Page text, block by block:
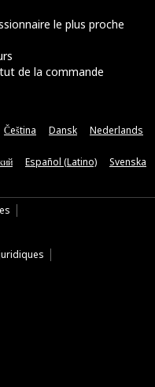
le plus proche
de la commande
Čeština Dansk Nederlands
Español (Latino) Svenska